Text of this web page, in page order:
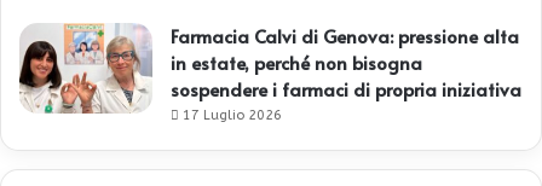
Farmacia Calvi di Genova: pressione alta
in estate, perché non bisogna
sospendere i farmaci di propria iniziativa
17 Luglio 2026